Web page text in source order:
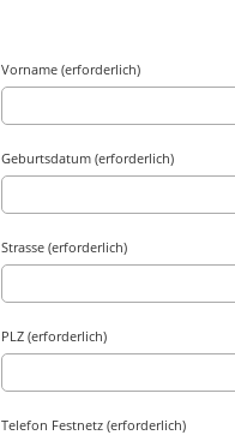
Vorname (erforderlich)
Geburtsdatum (erforderlich)
Strasse (erforderlich)
PLZ (erforderlich)
Telefon Festnetz (erforderlich)